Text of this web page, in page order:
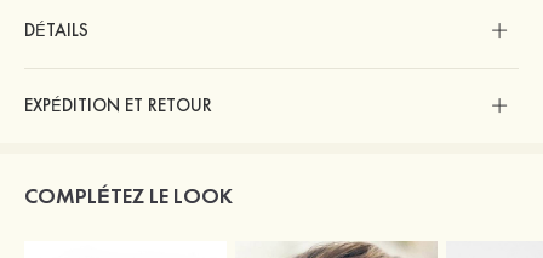
DÉTAILS
EXPÉDITION ET RETOUR
COMPLÉTEZ LE LOOK